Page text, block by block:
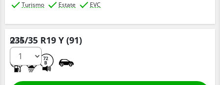
Turismo Estate EVC
235/35 R19 Y (91)
72
B
Q.tà